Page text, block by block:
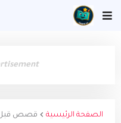
الصفحة الرئيسية قصص قبل